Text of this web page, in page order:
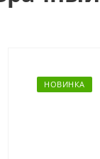
НОВИНКА